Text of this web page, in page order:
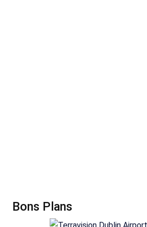
Bons Plans